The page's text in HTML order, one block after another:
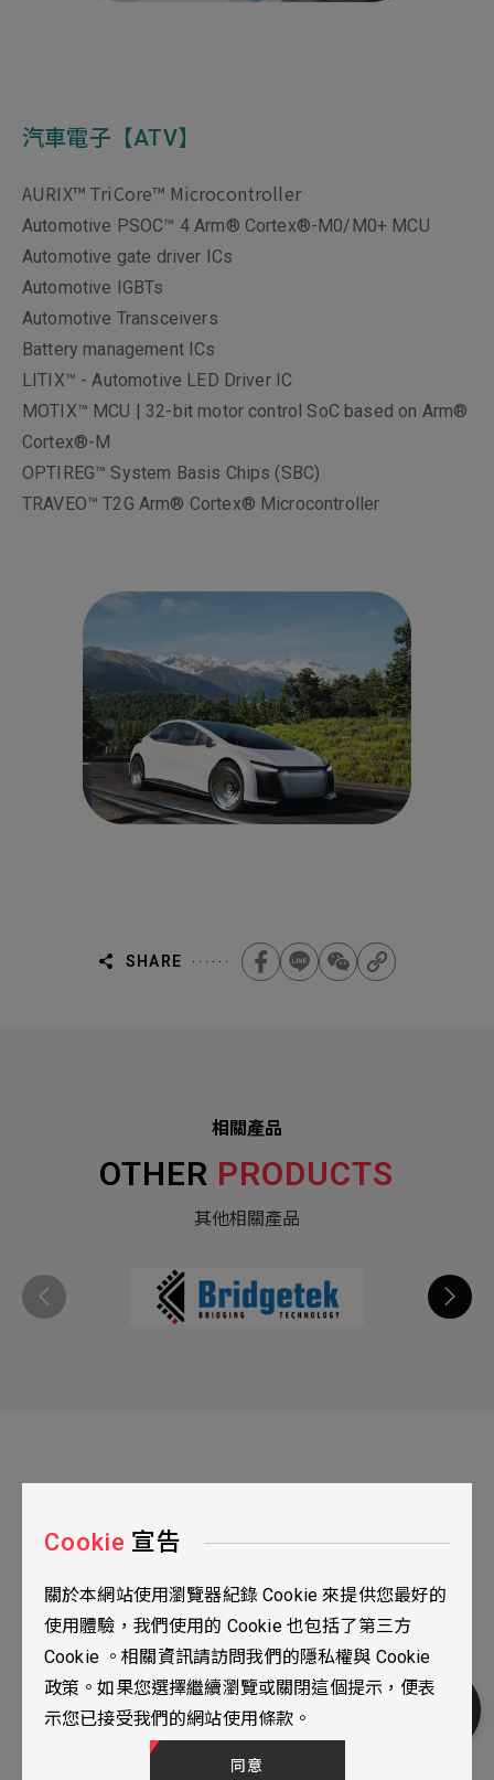
汽車電子【ATV】
AURIX™ TriCore™ Microcontroller
Automotive PSOC™ 4 Arm® Cortex®-M0/M0+ MCU
Automotive gate driver ICs
Automotive IGBTs
Automotive Transceivers
Battery management ICs
LITIX™ - Automotive LED Driver IC
MOTIX™ MCU | 32-bit motor control SoC based on Arm®
Cortex®-M
OPTIREG™ System Basis Chips (SBC)
TRAVEO™ T2G Arm® Cortex® Microcontroller
SHARE
相關產品
OTHER PRODUCTS
其他相關產品
台北市115南港區三重路19之2號九樓
02-2655-0077
02-2655-0666
TOP
人才招募 隱私權政策
© 2024 YUBANTEC. All Rights Reserved. Designed by
Cookie 宣告
關於本網站使用瀏覽器紀錄 Cookie 來提供您最好的
使用體驗，我們使用的 Cookie 也包括了第三方
Cookie 。相關資訊請訪問我們的隱私權與 Cookie
政策。如果您選擇繼續瀏覽或關閉這個提示，便表
示您已接受我們的網站使用條款。
同意